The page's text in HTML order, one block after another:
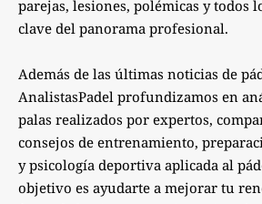
parejas, lesiones, polémicas y todos
clave del panorama profesional.
Además de las últimas noticias de
AnalistasPadel profundizamos en
palas realizados por expertos,
consejos de entrenamiento,
y psicología deportiva aplicada al
objetivo es ayudarte a mejorar tu